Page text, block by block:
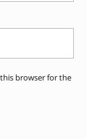
browser for the